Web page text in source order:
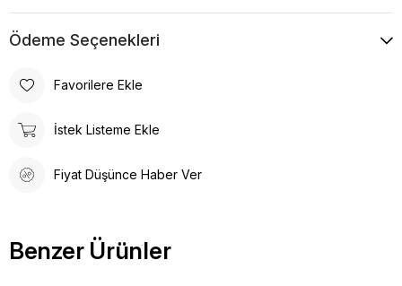
Ödeme Seçenekleri
Favorilere Ekle
İstek Listeme Ekle
Fiyat Düşünce Haber Ver
Benzer Ürünler